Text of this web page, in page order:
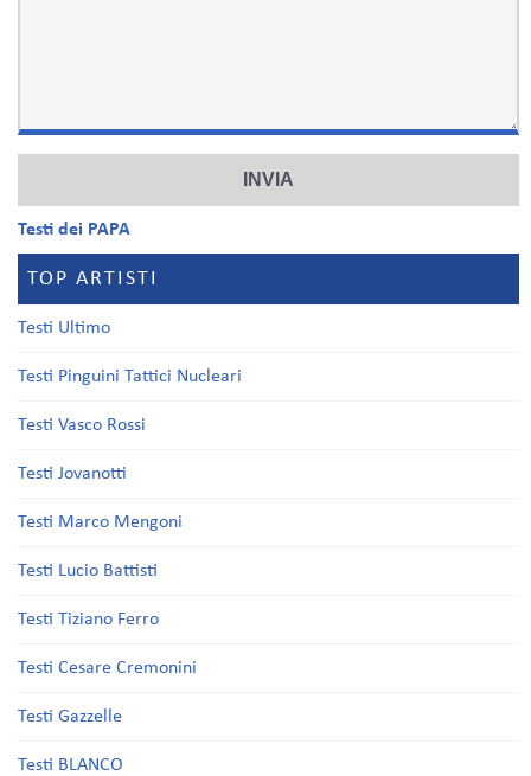
Testi dei PAPA
TOP ARTISTI
Testi Ultimo
Testi Pinguini Tattici Nucleari
Testi Vasco Rossi
Testi Jovanotti
Testi Marco Mengoni
Testi Lucio Battisti
Testi Tiziano Ferro
Testi Cesare Cremonini
Testi Gazzelle
Testi BLANCO